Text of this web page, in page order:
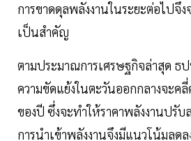
การขาดดุลพลังงานในระยะต่อไปจึ
เป็นสำคัญ
ตามประมาณการเศรษฐกิจล่าสุด ธ
ความขัดแย้งในตะวันออกกลางจะคลี่
ของปี ซึ่งจะทำให้ราคาพลังงานปรับ
การนำเข้าพลังงานจึงมีแนวโน้มลด